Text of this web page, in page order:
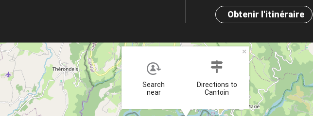
Obtenir l'itinéraire
Search
near
Directions to
Cantoin
×